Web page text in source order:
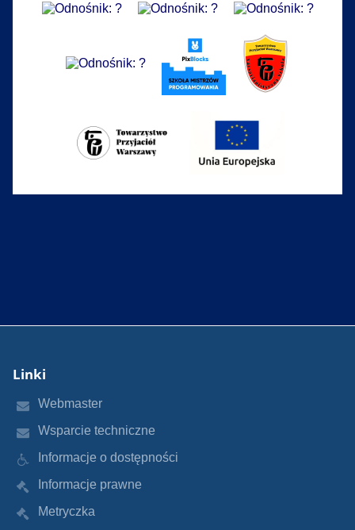
Linki
Webmaster
Wsparcie techniczne
Informacje o dostępności
Informacje prawne
Metryczka